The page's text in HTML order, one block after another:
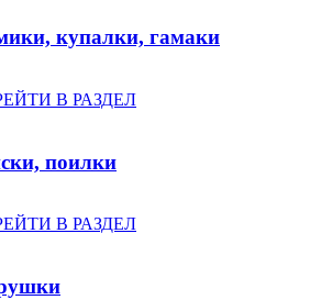
купалки, гамаки
В РАЗДЕЛ
поилки
В РАЗДЕЛ